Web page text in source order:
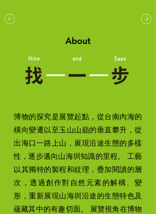
About
博物的探究是展覽起點，從台南內海的
橫向變遷以至玉山山巔的垂直攀升，從
出海口一路上山，展現沿途生態的多樣
性，逐步邁向山海圳知識的里程。 工藝
以其獨特的製程和紋理，疊加閱讀的層
次，透過創作對自然元素的解構、變
形，重新展現山海圳沿途的生態特色及
蘊藏其中的有趣切面。 展覽視角在博物